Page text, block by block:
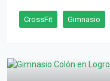
CrossFit Gimnasio